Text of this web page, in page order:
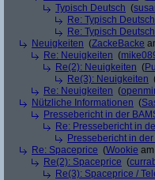
Typisch Deutsch (
Re: Typisch Deutsch
Re: Typisch Deutsch
Neuigkeiten (ZackeBacke
Re: Neuigkeiten (
Re(2): Neuigkeiten (
Re(3): Neuigkeiten
Re: Neuigkeiten (
Nützliche Informationen (
Pressebericht in der
Re: Pressebericht in
Pressebericht in
Re: Spaceprice (Wookie
Re(2): Spaceprice (
Re(3): Spaceprice /